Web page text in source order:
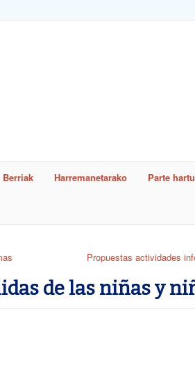
Berriak Harremanetarako Parte hartu
Propuestas actividades
de las niñas y